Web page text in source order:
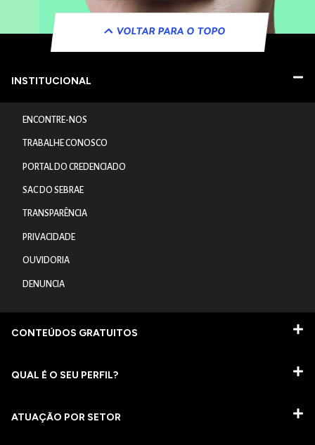
VOLTAR PARA O TOPO
INSTITUCIONAL
ENCONTRE-NOS
TRABALHE CONOSCO
PORTAL DO CREDENCIADO
SAC DO SEBRAE
TRANSPARÊNCIA
PRIVACIDADE
OUVIDORIA
DENUNCIA
CONTEÚDOS GRATUITOS
QUAL É O SEU PERFIL?
ATUAÇÃO POR SETOR